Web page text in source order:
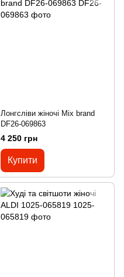
Лонгсліви жіночі Mix brand
DF26-069863
4 250 грн
Купити